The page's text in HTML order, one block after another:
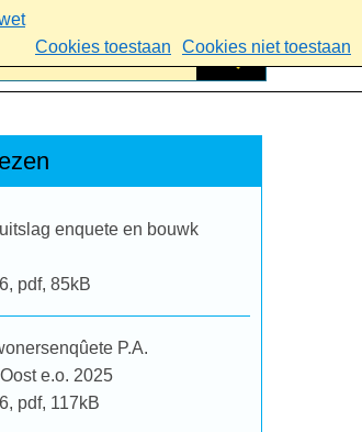
Cookies toestaan
Cookies niet toestaan
enquete en bouwk
pdf, 85kB
P.A.
e.o. 2025
pdf, 117kB